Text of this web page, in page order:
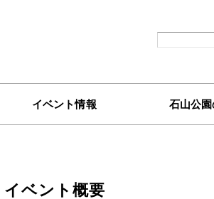
イベント情報 石山公
イベント概要